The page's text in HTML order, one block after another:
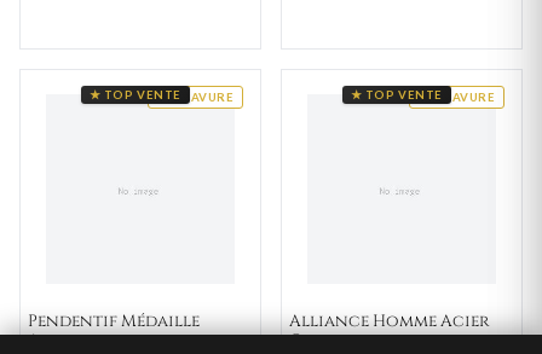
GRAVURE
★ TOP VENTE
Pendentif Médaille
Argent
GRAVURE
★ TOP VENTE
Alliance Homme Acier
Cero